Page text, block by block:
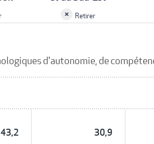
Retirer
d'autonomie, de
43,2 30,9